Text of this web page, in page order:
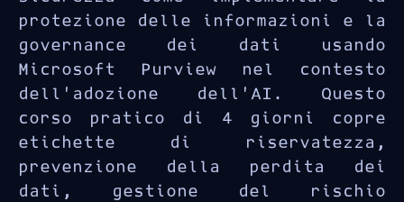
protezione delle informazioni e la
governance dei dati usando
Microsoft Purview nel contesto
dell’adozione dell’AI. Questo
corso pratico di 4 giorni copre
etichette di riservatezza,
prevenzione della perdita dei
dati, gestione del rischio